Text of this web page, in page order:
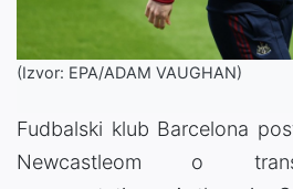
(Izvor: EPA/ADAM VAUGHAN)
Fudbalski klub Barcelona
Newcastleom o